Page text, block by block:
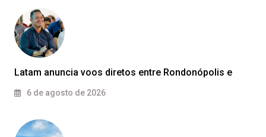
Latam anuncia voos diretos entre Rondonópolis e
6 de agosto de 2026